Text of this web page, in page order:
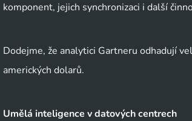
komponent, jejich synchronizaci i další
Dodejme, že analytici Gartneru odhadují
amerických dolarů.
Umělá inteligence v datových centrech